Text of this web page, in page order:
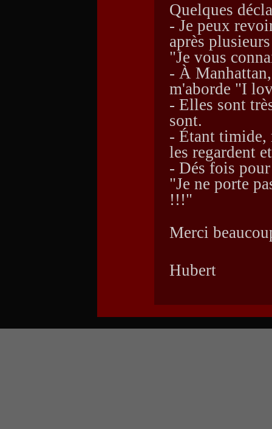
Quelques
- Je peux
après
"Je vous
- À
m'aborde "I
- Elles sont
sont.
- Étant timide,
les regardent
- Dés fois
"Je ne porte
!!!"
Merci
Hubert